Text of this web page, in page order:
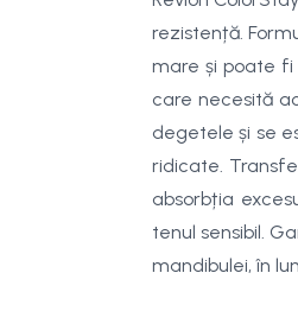
rezistență.
mare și poate fi
care necesită
degetele și se
ridicate.
absorbția
tenul sensibil.
mandibulei, în